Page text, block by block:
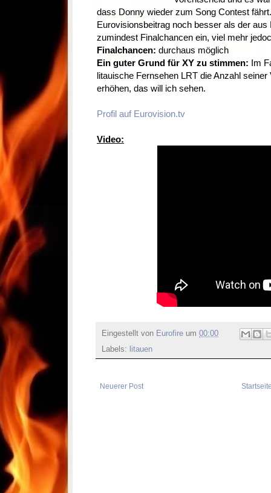
dass Donny wieder zum Song Contest
Eurovisionsbeitrag noch besser als der
zumindest Finalchancen ein, viel mehr
Finalchancen: durchaus möglich
Ein guter Grund für XY zu stimmen: Im
litauische Fernsehen LRT die Anzahl
erhöhen, das will ich sehen.
Profil auf Eurovision.tv
Video:
Eingestellt von Eurofire um 00:00
Labels:
litauen
Neuerer Post